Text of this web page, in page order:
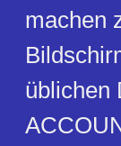
machen
üblichen